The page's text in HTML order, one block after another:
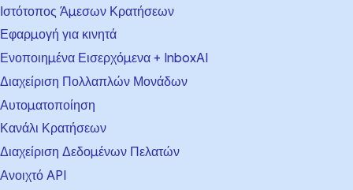
Ιστότοπος Άμεσων Κρατήσεων
Εφαρμογή για κινητά
Ενοποιημένα Εισερχόμενα + InboxAI
Διαχείριση Πολλαπλών Μονάδων
Αυτοματοποίηση
Κανάλι Κρατήσεων
Διαχείριση Δεδομένων Πελατών
Ανοιχτό API